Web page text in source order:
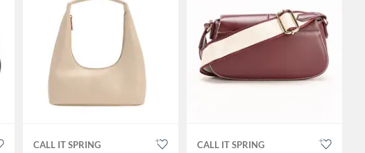
CALL IT SPRING CALL IT SPRING